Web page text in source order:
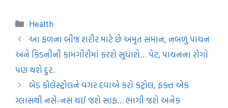
Categories
Health
આ ફળના બીજ શરીર માટે છે અમૃત સમાન, નબળું પાચન
અને કિડનીની કામગીરીમાં કરશે સુધારો… પેટ, પાચનના રોગો
પણ થશે દુર..
બેડ કોલેસ્ટ્રોલને વગર દવાએ કરો કંટ્રોલ, ફક્ત એક
ગ્લાસથી નસે-નસ થઈ જશે સાફ… ભાગી જશે અનેક